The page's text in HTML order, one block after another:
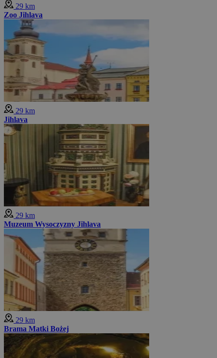
29 km
Zoo Jihlava
29 km
Jihlava
29 km
Muzeum Wysoczyzny Jihlava
29 km
Brama Matki Bożej